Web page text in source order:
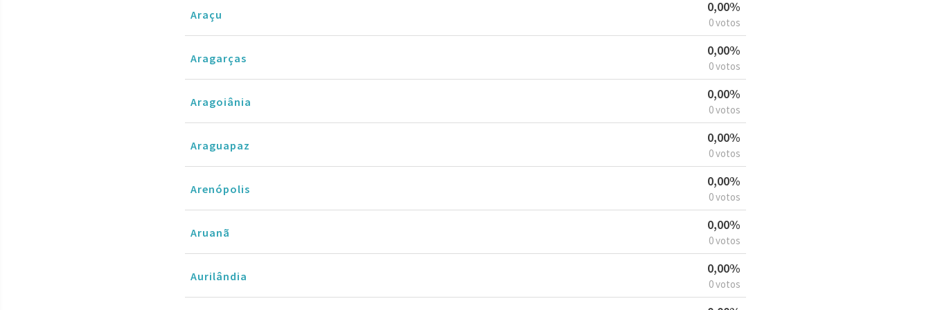
Araçu
0,00%
0 votos
Aragarças
0,00%
0 votos
Aragoiânia
0,00%
0 votos
Araguapaz
0,00%
0 votos
Arenópolis
0,00%
0 votos
Aruanã
0,00%
0 votos
Aurilândia
0,00%
0 votos